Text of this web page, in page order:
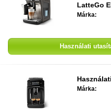
LatteGo
Márka:
Használati
Márka: